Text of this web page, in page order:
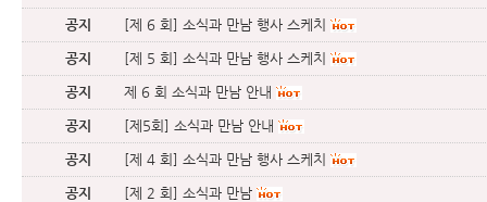
공지 [제 6 회] 소식과 만남 행사 스케치
공지 [제 5 회] 소식과 만남 행사 스케치
공지 제 6 회 소식과 만남 안내
공지 [제5회] 소식과 만남 안내
공지 [제 4 회] 소식과 만남 행사 스케치
공지 [제 2 회] 소식과 만남